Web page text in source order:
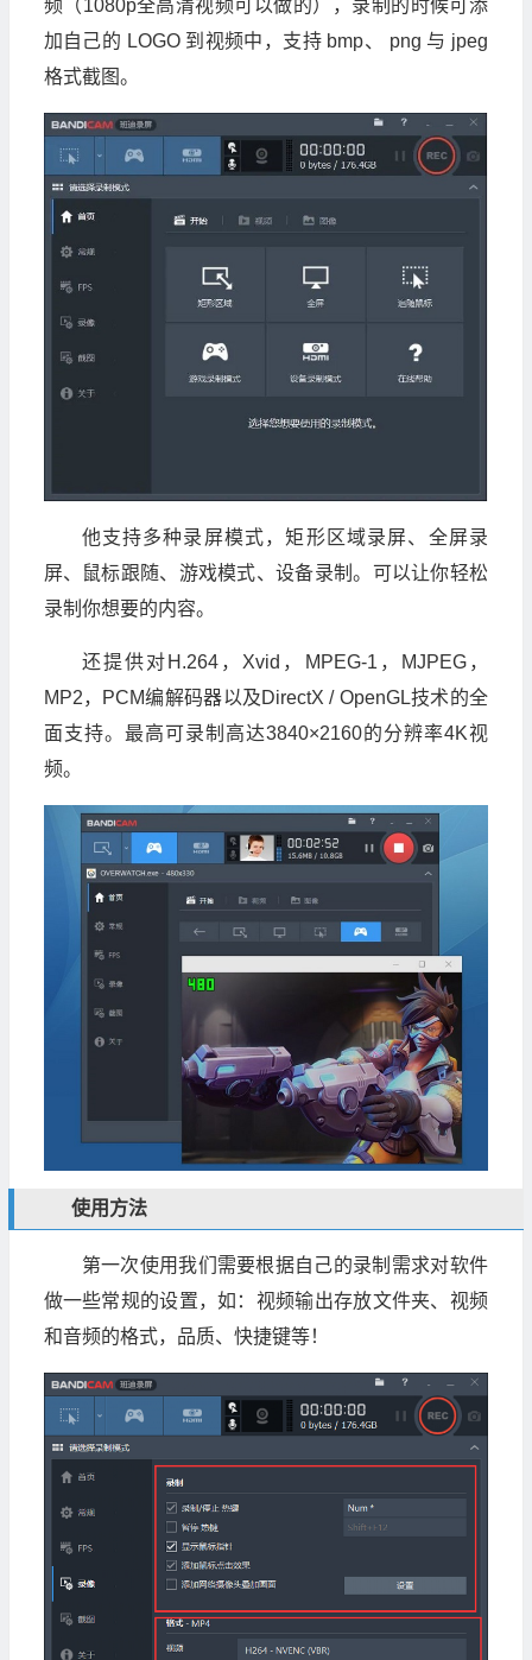
频（1080p全高清视频可以做的），录制的时候可添
加自己的 LOGO 到视频中，支持 bmp、 png 与 jpeg
格式截图。
他支持多种录屏模式，矩形区域录屏、全屏录
屏、鼠标跟随、游戏模式、设备录制。可以让你轻松
录制你想要的内容。
还提供对H.264，Xvid，MPEG-1，MJPEG，
MP2，PCM编解码器以及DirectX / OpenGL技术的全
面支持。最高可录制高达3840×2160的分辨率4K视
频。
使用方法
第一次使用我们需要根据自己的录制需求对软件
做一些常规的设置，如：视频输出存放文件夹、视频
和音频的格式，品质、快捷键等！